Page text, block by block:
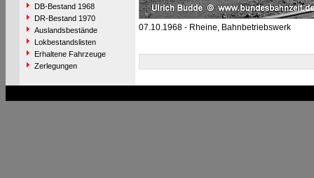
DB-Bestand 1968
DR-Bestand 1970
Auslandsbestände
Lokbestandslisten
Erhaltene Fahrzeuge
Zerlegungen
07.10.1968 - Rheine, Bahnbetriebswerk